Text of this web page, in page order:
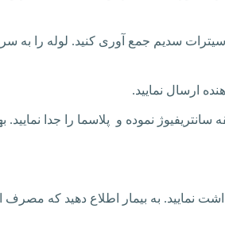
سدیم جمع آوری کنید. لوله را به
ارسال نمایید.
۲۰۰۰ به مدت ۱۵ دقیقه سانتریفیوژ نموده و پلاسما را
نمایید. به بیمار اطلاع دهید که مصرف